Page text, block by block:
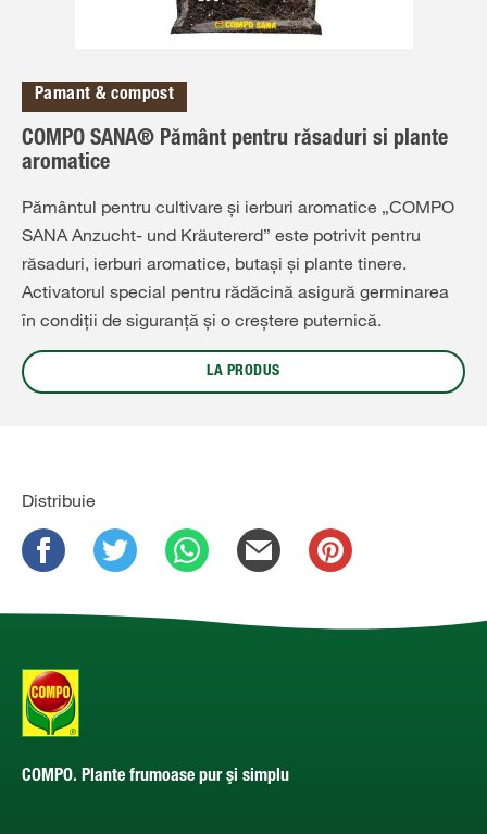
Pamant & compost
COMPO SANA® Pământ pentru răsaduri si plante
aromatice
Pământul pentru cultivare și ierburi aromatice „COMPO
SANA Anzucht- und Kräutererd” este potrivit pentru
răsaduri, ierburi aromatice, butași și plante tinere.
Activatorul special pentru rădăcină asigură germinarea
în condiții de siguranță și o creștere puternică.
LA PRODUS
Distribuie
COMPO. Plante frumoase pur şi simplu